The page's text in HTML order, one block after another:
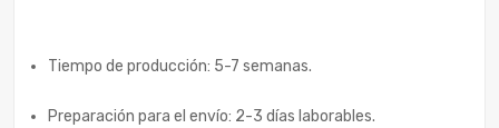
Tiempo de producción: 5-7 semanas.
Preparación para el envío: 2-3 días laborables.